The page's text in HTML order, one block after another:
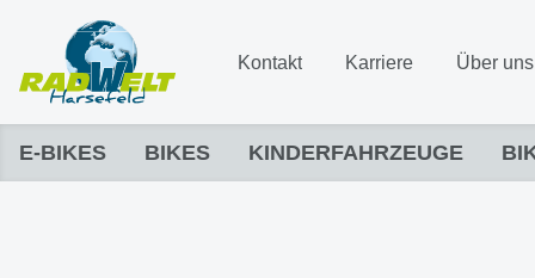
Kontakt Karriere Über uns
E-BIKES BIKES KINDERFAHRZEUGE